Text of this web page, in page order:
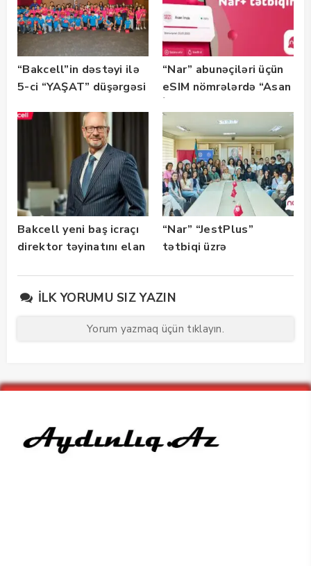
“Bakcell”in dəstəyi ilə
5-ci “YAŞAT” düşərgəsi
“Nar” abunəçiləri üçün
eSIM nömrələrdə “Asan
istifadəyə verildi
Bakcell yeni baş icraçı
direktor təyinatını elan
“Nar” “JestPlus”
tətbiqi üzrə
İLK YORUMU SIZ YAZIN
Yorum yazmaq üçün tıklayın.